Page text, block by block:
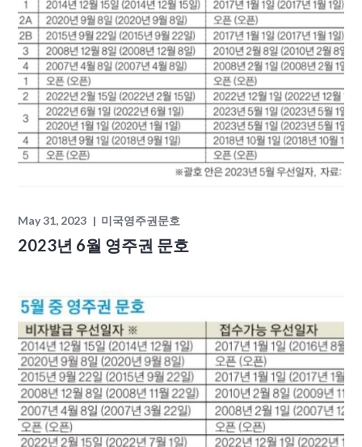
May 31, 2023 미국영주권문호
2023년 6월 영주권 문호